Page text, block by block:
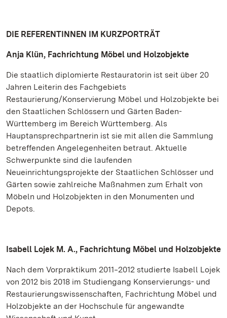
DIE REFERENTINNEN IM KURZPORTRÄT
Anja Klün, Fachrichtung Möbel und Holzobjekte
Die staatlich diplomierte Restauratorin ist seit über 20
Jahren Leiterin des Fachgebiets
Restaurierung/Konservierung Möbel und Holzobjekte bei
den Staatlichen Schlössern und Gärten Baden-
Württemberg im Bereich Württemberg. Als
Hauptansprechpartnerin ist sie mit allen die Sammlung
betreffenden Angelegenheiten betraut. Aktuelle
Schwerpunkte sind die laufenden
Neueinrichtungsprojekte der Staatlichen Schlösser und
Gärten sowie zahlreiche Maßnahmen zum Erhalt von
Möbeln und Holzobjekten in den Monumenten und
Depots.
Isabell Lojek M. A., Fachrichtung Möbel und Holzobjekte
Nach dem Vorpraktikum 2011‒2012 studierte Isabell Lojek
von 2012 bis 2018 im Studiengang Konservierungs- und
Restaurierungswissenschaften, Fachrichtung Möbel und
Holzobjekte an der Hochschule für angewandte